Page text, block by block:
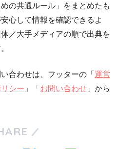
の共通ルール」をまとめたも
心して情報を確認できるよ
／大手メディアの順で出典を
合わせは、フッターの「 運営
シー 」「 お問い合わせ 」から